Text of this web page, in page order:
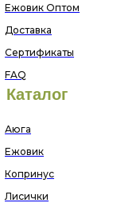
Ежовик Оптом
Доставка
Сертификаты
FAQ
Каталог
Аюга
Ежовик
Копринус
Лисички